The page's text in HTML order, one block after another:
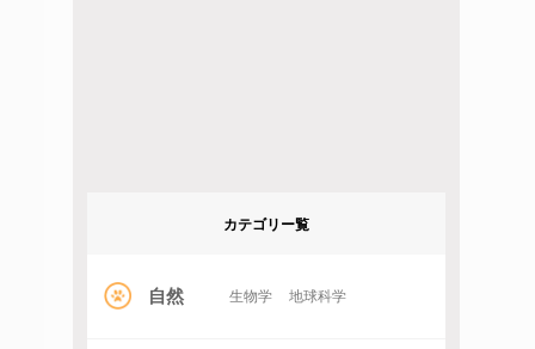
カテゴリー覧
自然 生物学 地球科学